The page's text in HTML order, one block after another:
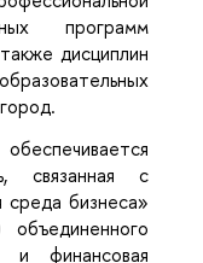
программ
дисциплин
связанная с
среда бизнеса»
и финансовая